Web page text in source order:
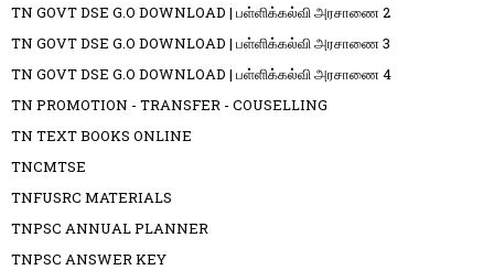
TN GOVT DSE G.O DOWNLOAD | பள்ளிக்கல்வி அரசாணை 2
TN GOVT DSE G.O DOWNLOAD | பள்ளிக்கல்வி அரசாணை 3
TN GOVT DSE G.O DOWNLOAD | பள்ளிக்கல்வி அரசாணை 4
TN PROMOTION - TRANSFER - COUSELLING
TN TEXT BOOKS ONLINE
TNCMTSE
TNFUSRC MATERIALS
TNPSC ANNUAL PLANNER
TNPSC ANSWER KEY